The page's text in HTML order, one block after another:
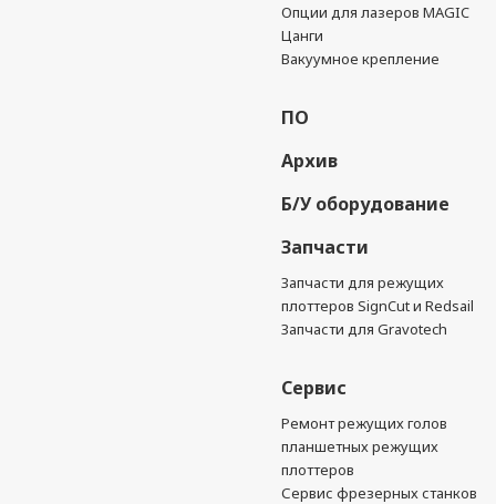
Опции для лазеров MAGIC
Цанги
Вакуумное крепление
ПО
Архив
Б/У оборудование
Запчасти
Запчасти для режущих
плоттеров SignCut и Redsail
Запчасти для Gravotech
Сервис
Ремонт режущих голов
планшетных режущих
плоттеров
Сервис фрезерных станков